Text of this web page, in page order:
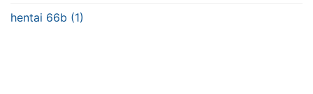
hentai 66b (1)